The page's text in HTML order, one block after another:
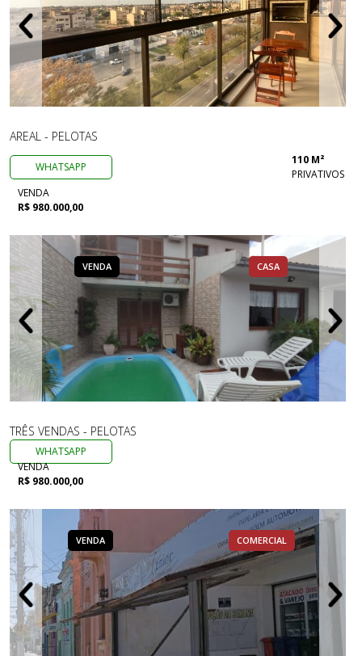
AREAL - PELOTAS
WHATSAPP
110 M²
PRIVATIVOS
VENDA
R$ 980.000,00
VENDA CASA
TRÊS VENDAS - PELOTAS
WHATSAPP
VENDA
R$ 980.000,00
VENDA COMERCIAL